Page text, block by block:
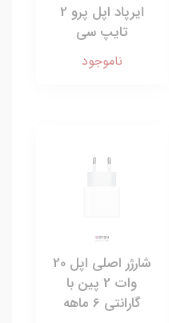
ایرپاد اپل پرو 2
تایپ سی
ناموجود
شارژر اصلی اپل 20
وات 2 پین با
گارانتی 6 ماهه